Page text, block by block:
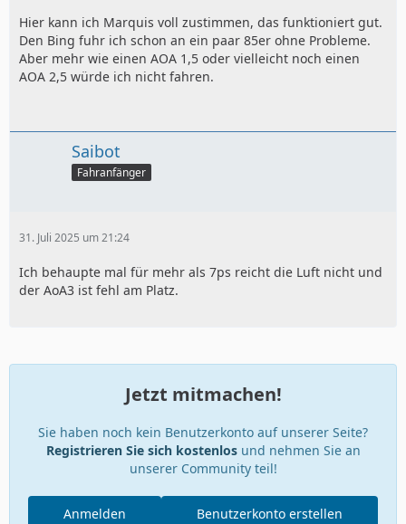
Hier kann ich Marquis voll zustimmen, das funktioniert gut.
Den Bing fuhr ich schon an ein paar 85er ohne Probleme.
Aber mehr wie einen AOA 1,5 oder vielleicht noch einen
AOA 2,5 würde ich nicht fahren.
Saibot
Fahranfänger
31. Juli 2025 um 21:24
Ich behaupte mal für mehr als 7ps reicht die Luft nicht und
der AoA3 ist fehl am Platz.
Jetzt mitmachen!
Sie haben noch kein Benutzerkonto auf unserer Seite?
Registrieren Sie sich kostenlosund nehmen Sie an
unserer Community teil!
Benutzerkonto erstellen
Anmelden